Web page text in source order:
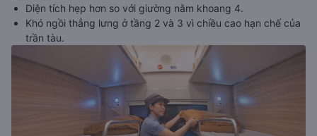
Diện tích hẹp hơn so với giường nằm khoang 4.
Khó ngồi thẳng lưng ở tầng 2 và 3 vì chiều cao hạn chế của
trần tàu.